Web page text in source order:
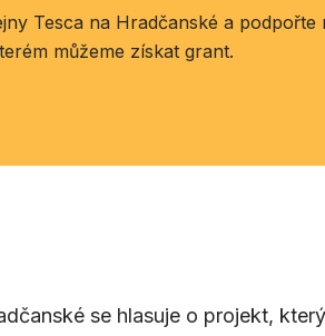
Tesca na Hradčanské a podpořte
můžeme získat grant.
se hlasuje o projekt,